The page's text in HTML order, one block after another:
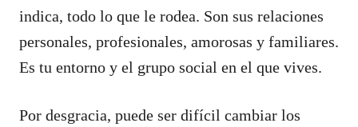
indica, todo lo que le rodea. Son sus relaciones
personales, profesionales, amorosas y familiares.
Es tu entorno y el grupo social en el que vives.
Por desgracia, puede ser difícil cambiar los